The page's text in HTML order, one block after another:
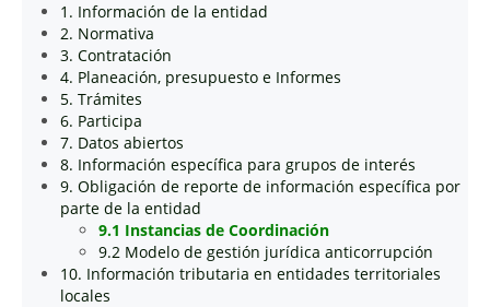
1. Información de la entidad
2. Normativa
3. Contratación
4. Planeación, presupuesto e Informes
5. Trámites
6. Participa
7. Datos abiertos
8. Información específica para grupos de interés
9. Obligación de reporte de información específica por
parte de la entidad
9.1 Instancias de Coordinación
9.2 Modelo de gestión jurídica anticorrupción
10. Información tributaria en entidades territoriales
locales